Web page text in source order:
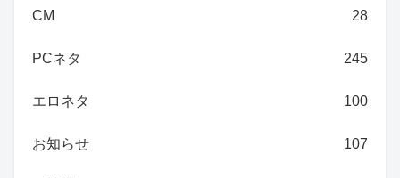
CM 28
PCネタ 245
エロネタ 100
お知らせ 107